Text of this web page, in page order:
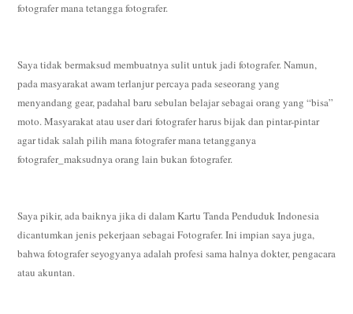
fotografer mana tetangga fotografer.
Saya tidak bermaksud membuatnya sulit untuk jadi fotografer. Namun,
pada masyarakat awam terlanjur percaya pada seseorang yang
menyandang gear, padahal baru sebulan belajar sebagai orang yang “bisa”
moto. Masyarakat atau user dari fotografer harus bijak dan pintar-pintar
agar tidak salah pilih mana fotografer mana tetangganya
fotografer_maksudnya orang lain bukan fotografer.
Saya pikir, ada baiknya jika di dalam Kartu Tanda Penduduk Indonesia
dicantumkan jenis pekerjaan sebagai Fotografer. Ini impian saya juga,
bahwa fotografer seyogyanya adalah profesi sama halnya dokter, pengacara
atau akuntan.